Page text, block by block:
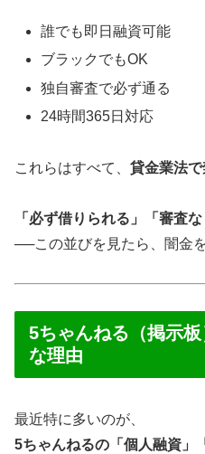
誰でも即日融資可能
ブラックでもOK
独自審査で必ず通る
24時間365日対応
これらはすべて、 貸金業法
「必ず借りられる」「審査
──この並びを見たら、闇金
5ちゃんねる（掲示
な理由
最近特に多いのが、
5ちゃんねるの「個人融資」